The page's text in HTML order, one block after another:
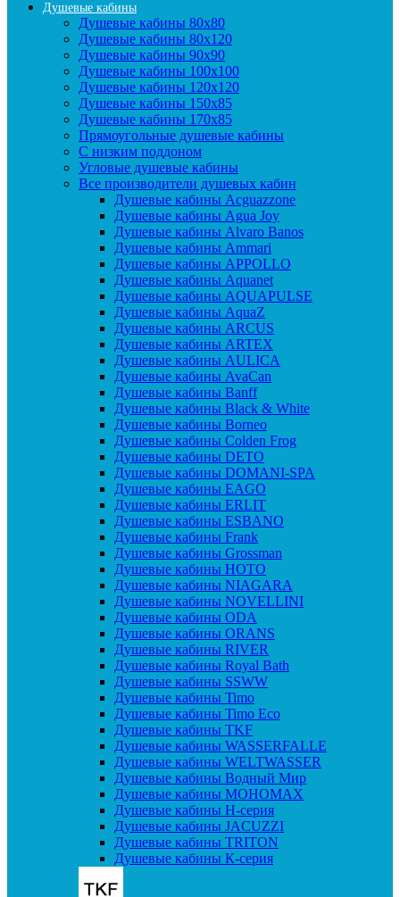
Душевые кабины
Душевые кабины 80x80
Душевые кабины 80x120
Душевые кабины 90х90
Душевые кабины 100x100
Душевые кабины 120x120
Душевые кабины 150x85
Душевые кабины 170x85
Прямоугольные душевые кабины
С низким поддоном
Угловые душевые кабины
Все производители душевых кабин
Душевые кабины Acguazzone
Душевые кабины Agua Joy
Душевые кабины Alvaro Banos
Душевые кабины Ammari
Душевые кабины APPOLLO
Душевые кабины Aquanet
Душевые кабины AQUAPULSE
Душевые кабины AquaZ
Душевые кабины ARCUS
Душевые кабины ARTEX
Душевые кабины AULICA
Душевые кабины AvaCan
Душевые кабины Banff
Душевые кабины Black & White
Душевые кабины Borneo
Душевые кабины Colden Frog
Душевые кабины DETO
Душевые кабины DOMANI-SPA
Душевые кабины EAGO
Душевые кабины ERLIT
Душевые кабины ESBANO
Душевые кабины Frank
Душевые кабины Grossman
Душевые кабины HOTO
Душевые кабины NIAGARA
Душевые кабины NOVELLINI
Душевые кабины ODA
Душевые кабины ORANS
Душевые кабины RIVER
Душевые кабины Royal Bath
Душевые кабины SSWW
Душевые кабины Timo
Душевые кабины Timo Eco
Душевые кабины TKF
Душевые кабины WASSERFALLE
Душевые кабины WELTWASSER
Душевые кабины Водный Мир
Душевые кабины МОНОМАХ
Душевые кабины H-серия
Душевые кабины JACUZZI
Душевые кабины TRITON
Душевые кабины К-серия